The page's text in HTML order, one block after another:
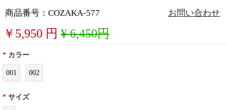
商品番号：COZAKA-577 お問い合わせ
￥ 5,950 円 ¥ 6,450円
* カラー
001 002
* サイズ